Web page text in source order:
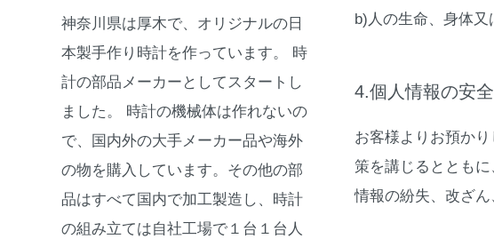
神奈川県は厚木で、オリジナルの日
本製手作り時計を作っています。 時
計の部品メーカーとしてスタートし
ました。 時計の機械体は作れないの
で、国内外の大手メーカー品や海外
の物を購入しています。その他の部
品はすべて国内で加工製造し、時計
の組み立ては自社工場で１台１台人
b)人の生命、身体
4.個人情報の安
お客様よりお預か
策を講じるととも
情報の紛失、改ざん